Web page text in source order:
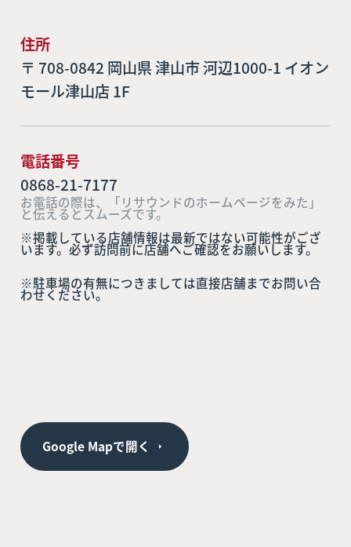
住所
〒 708-0842 岡山県 津山市 河辺1000-1 イオン
モール津山店 1F
電話番号
0868-21-7177
お電話の際は、「リサウンドのホームページをみた」
と伝えるとスムーズです。
※掲載している店舗情報は最新ではない可能性がござ
います。必ず訪問前に店舗へご確認をお願いします。
※駐車場の有無につきましては直接店舗までお問い合
わせください。
Google Mapで開く